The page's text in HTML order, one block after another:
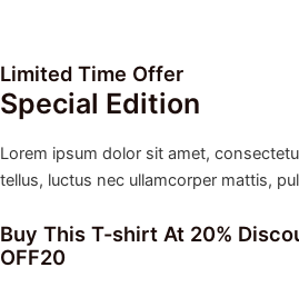
Limited Time Offer
Special Edition
Lorem ipsum dolor sit amet,
tellus, luctus nec ullamcorper mattis,
Buy This T-shirt At 20%
OFF20